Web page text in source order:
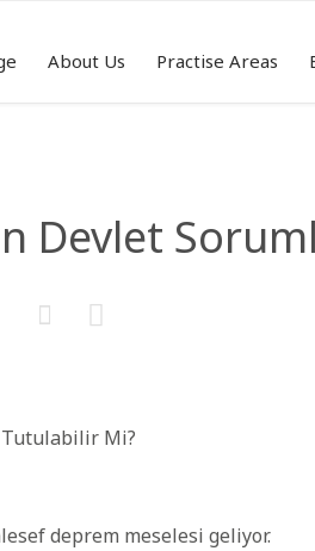
About Us Practise Areas
Devlet
 
deprem meselesi geliyor.